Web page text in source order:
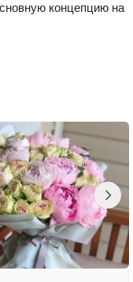
концепцию на